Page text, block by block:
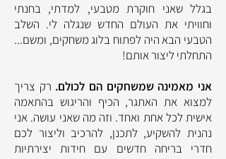
בגלל שאני חוקרת מטבעי, למדתי, בחנתי
וחוויתי את העולם החדש שנגלה לי. השלב
הטבעי הבא היה לפתוח בלוג משחקים, ומשם...
התחלתי ליצור אותם!
אני מאמינה שמשחקים הם לכולם. רק צריך
למצוא את האתגר, הכיף והריגוש בהתאמה
אישית לכל אחת ואחד. וזה מה שאני עושה. אני
נהנית להשקיע, לתכנן, להרכיב וליצור לכם
חדרי בריחה חדשים עם חידות יצירתיות